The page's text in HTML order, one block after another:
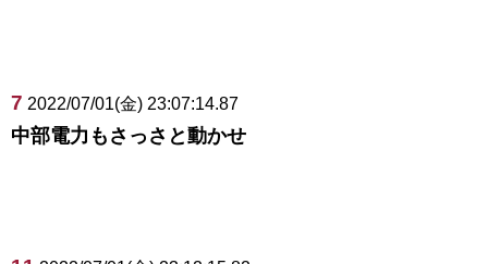
7 2022/07/01(金) 23:07:14.87
中部電力もさっさと動かせ